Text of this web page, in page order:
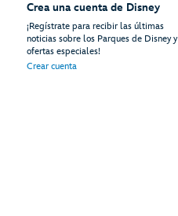
Crea una cuenta de Disney
¡Regístrate para recibir las últimas
noticias sobre los Parques de Disney y
ofertas especiales!
Crear cuenta